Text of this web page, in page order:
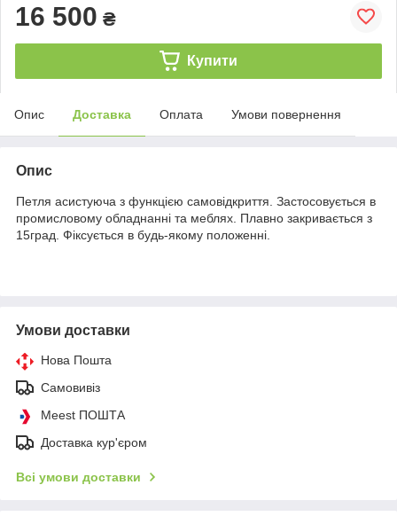
16 500 ₴
Купити
Опис Доставка Оплата Умови повернення
Опис
Петля асистуюча з функцією самовідкриття. Застосовується в
промисловому обладнанні та меблях. Плавно закривається з
15град. Фіксується в будь-якому положенні.
Умови доставки
Нова Пошта
Самовивіз
Meest ПОШТА
Доставка кур'єром
Всі умови доставки